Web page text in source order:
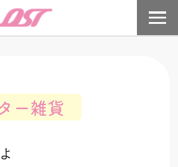
式会社オストでは「生活に楽しさと潤い
ー雑貨